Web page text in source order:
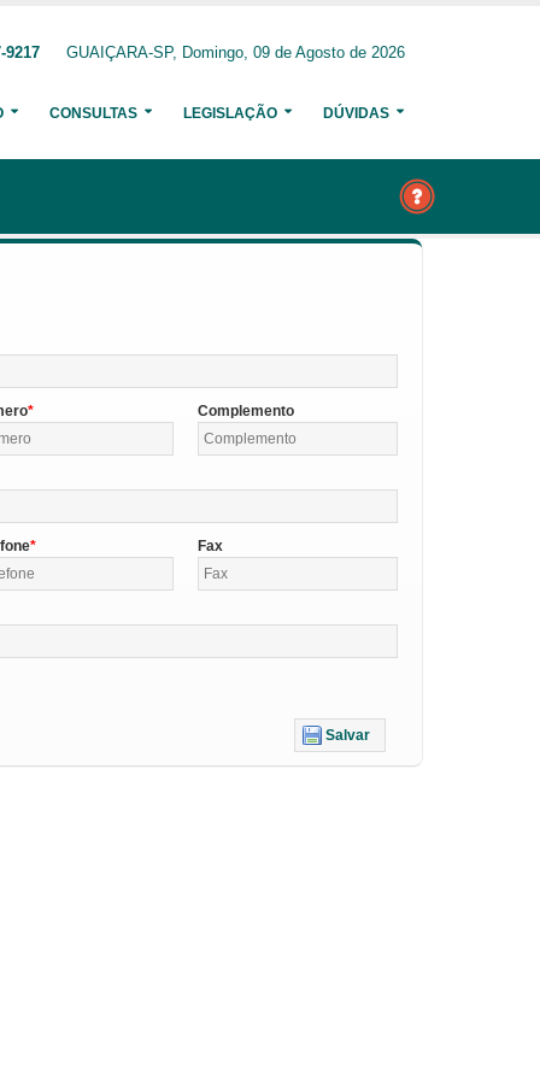
9217 GUAIÇARA-SP, Domingo, 09 de Agosto de 2026
CONSULTAS LEGISLAÇÃO DÚVIDAS
Complemento
Fax
Salvar